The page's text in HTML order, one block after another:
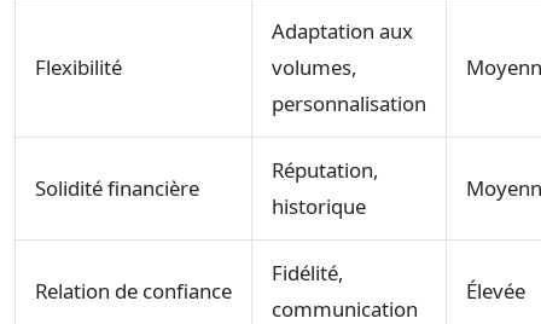
Flexibilité
Adaptation aux
volumes,
personnalisation
Solidité financière
Réputation,
historique
Relation de confiance
Fidélité,
communication
Élevée